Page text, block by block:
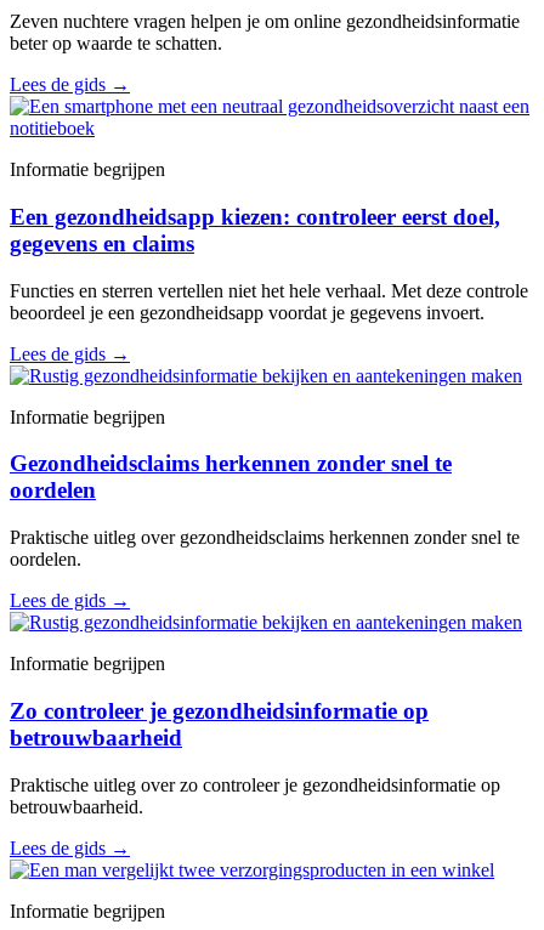
Zeven nuchtere vragen helpen je om online gezondheidsinformatie
beter op waarde te schatten.
Lees de gids →
Informatie begrijpen
Een gezondheidsapp kiezen: controleer eerst doel,
gegevens en claims
Functies en sterren vertellen niet het hele verhaal. Met deze controle
beoordeel je een gezondheidsapp voordat je gegevens invoert.
Lees de gids →
Informatie begrijpen
Gezondheidsclaims herkennen zonder snel te
oordelen
Praktische uitleg over gezondheidsclaims herkennen zonder snel te
oordelen.
Lees de gids →
Informatie begrijpen
Zo controleer je gezondheidsinformatie op
betrouwbaarheid
Praktische uitleg over zo controleer je gezondheidsinformatie op
betrouwbaarheid.
Lees de gids →
Informatie begrijpen